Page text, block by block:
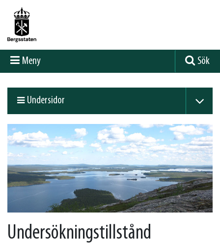
Meny Sök
Undersidor
Undersökningstillstånd